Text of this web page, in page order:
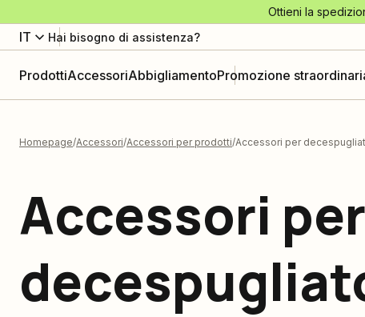
Ottieni la
IT Hai bisogno di assistenza?
ProdottiAccessoriAbbigliamentoPromozione
Homepage Accessori Accessori per prodotti Accessori per
Accessori per